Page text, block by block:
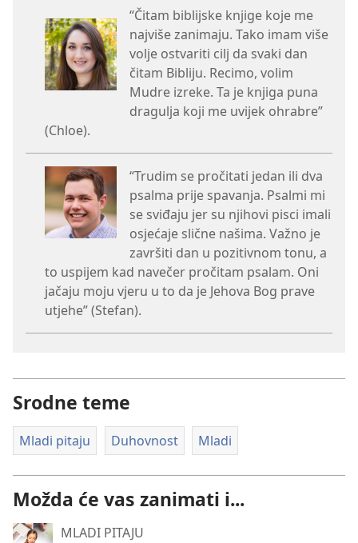
“Čitam biblijske knjige koje me
najviše zanimaju. Tako imam više
volje ostvariti cilj da svaki dan
čitam Bibliju. Recimo, volim
Mudre izreke. Ta je knjiga puna
dragulja koji me uvijek ohrabre”
(Chloe).
“Trudim se pročitati jedan ili dva
psalma prije spavanja. Psalmi mi
se sviđaju jer su njihovi pisci imali
osjećaje slične našima. Važno je
završiti dan u pozitivnom tonu, a
to uspijem kad navečer pročitam psalam. Oni
jačaju moju vjeru u to da je Jehova Bog prave
utjehe” (Stefan).
Srodne teme
Mladi pitaju Duhovnost Mladi
Možda će vas zanimati i...
MLADI PITAJU